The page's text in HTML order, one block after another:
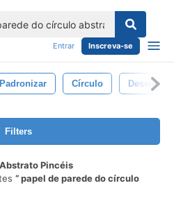
Entrar Inscreva-se
Padronizar Círculo Desenhar
Filters
Pincéis
papel de parede do círculo